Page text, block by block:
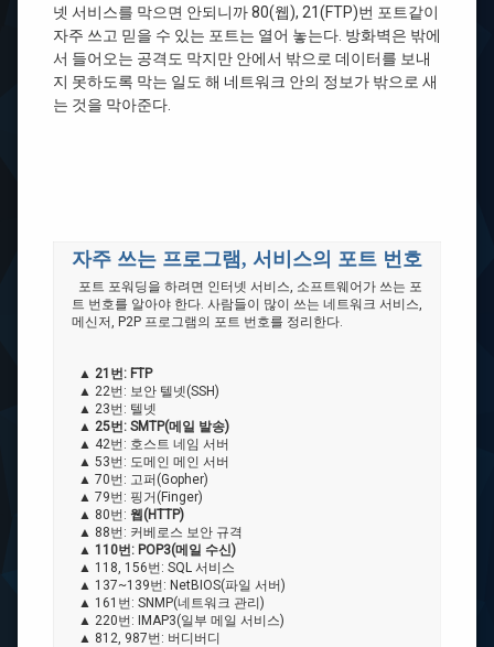
넷 서비스를 막으면 안되니까 80(웹), 21(FTP)번 포트같이
자주 쓰고 믿을 수 있는 포트는 열어 놓는다. 방화벽은 밖에
서 들어오는 공격도 막지만 안에서 밖으로 데이터를 보내
지 못하도록 막는 일도 해 네트워크 안의 정보가 밖으로 새
는 것을 막아준다.
자주 쓰는 프로그램, 서비스의 포트 번호
포트 포워딩을 하려면 인터넷 서비스, 소프트웨어가 쓰는 포
트 번호를 알아야 한다. 사람들이 많이 쓰는 네트워크 서비스,
메신저, P2P 프로그램의 포트 번호를 정리한다.
▲ 21번: FTP
▲ 22번: 보안 텔넷(SSH)
▲ 23번: 텔넷
▲ 25번: SMTP(메일 발송)
▲ 42번: 호스트 네임 서버
▲ 53번: 도메인 메인 서버
▲ 70번: 고퍼(Gopher)
▲ 79번: 핑거(Finger)
▲ 80번: 웹(HTTP)
▲ 88번: 커베로스 보안 규격
▲ 110번: POP3(메일 수신)
▲ 118, 156번: SQL 서비스
▲ 137~139번: NetBIOS(파일 서버)
▲ 161번: SNMP(네트워크 관리)
▲ 220번: IMAP3(일부 메일 서비스)
▲ 812, 987번: 버디버디